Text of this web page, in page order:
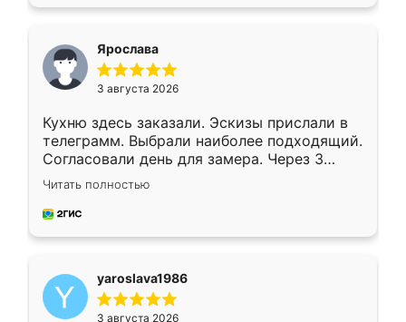
Ярослава
3 августа 2026
Кухню здесь заказали. Эскизы прислали в
телеграмм. Выбрали наиболее подходящий.
Согласовали день для замера. Через 3
недели кухня была уже готова. Остались
довольны работой. Спасибо Ренессанс
мебель за качественную работу!
Читать полностью
yaroslava1986
3 августа 2026